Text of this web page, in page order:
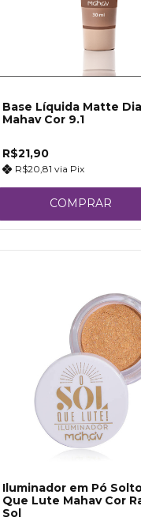
Base Líquida Matte
Mahav Cor 9.1
R$21,90
R$20,81via Pix
COMPRAR
Iluminador em Pó
Que Lute Mahav Cor
Sol